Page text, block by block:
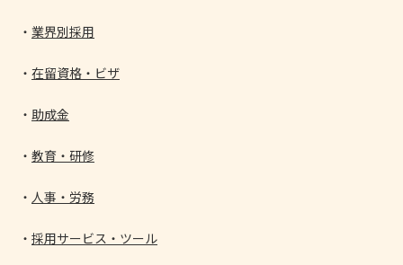
業界別採用
在留資格・ビザ
助成金
教育・研修
人事・労務
採用サービス・ツール